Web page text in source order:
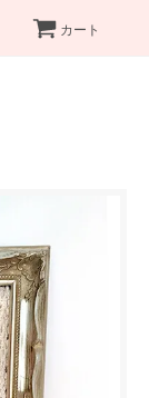
カート